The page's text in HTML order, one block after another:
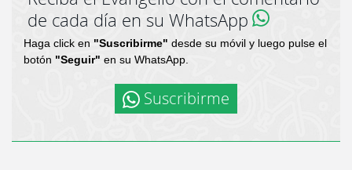
de cada día en su WhatsApp
Haga click en "Suscribirme" desde su móvil y luego pulse el
botón "Seguir" en su WhatsApp.
Suscribirme